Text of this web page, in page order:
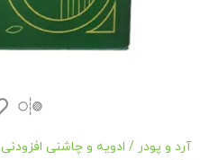
آرد و پودر / ادویه و چاشنی افزودنی